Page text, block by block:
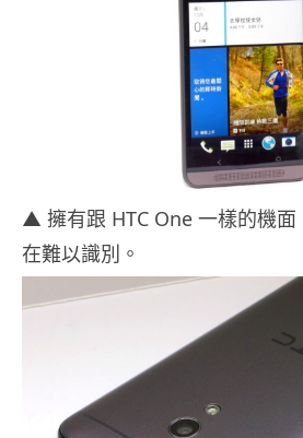
▲ 擁有跟 HTC One 一樣的機面
在難以識別。